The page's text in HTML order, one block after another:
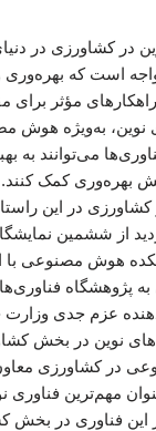
در کشاورزی در
است که بهره‌وری و
مؤثر برای
نوین، به‌ویژه هوش
می‌توانند به
بهره‌وری کمک کنند.
در این
از ششمین نمایشگاه
هوش مصنوعی با
به پژوهشگاه
عزم جدی
نوین در بخش
در کشاورزی
مهم‌ترین فناوری
فناوری در بخش